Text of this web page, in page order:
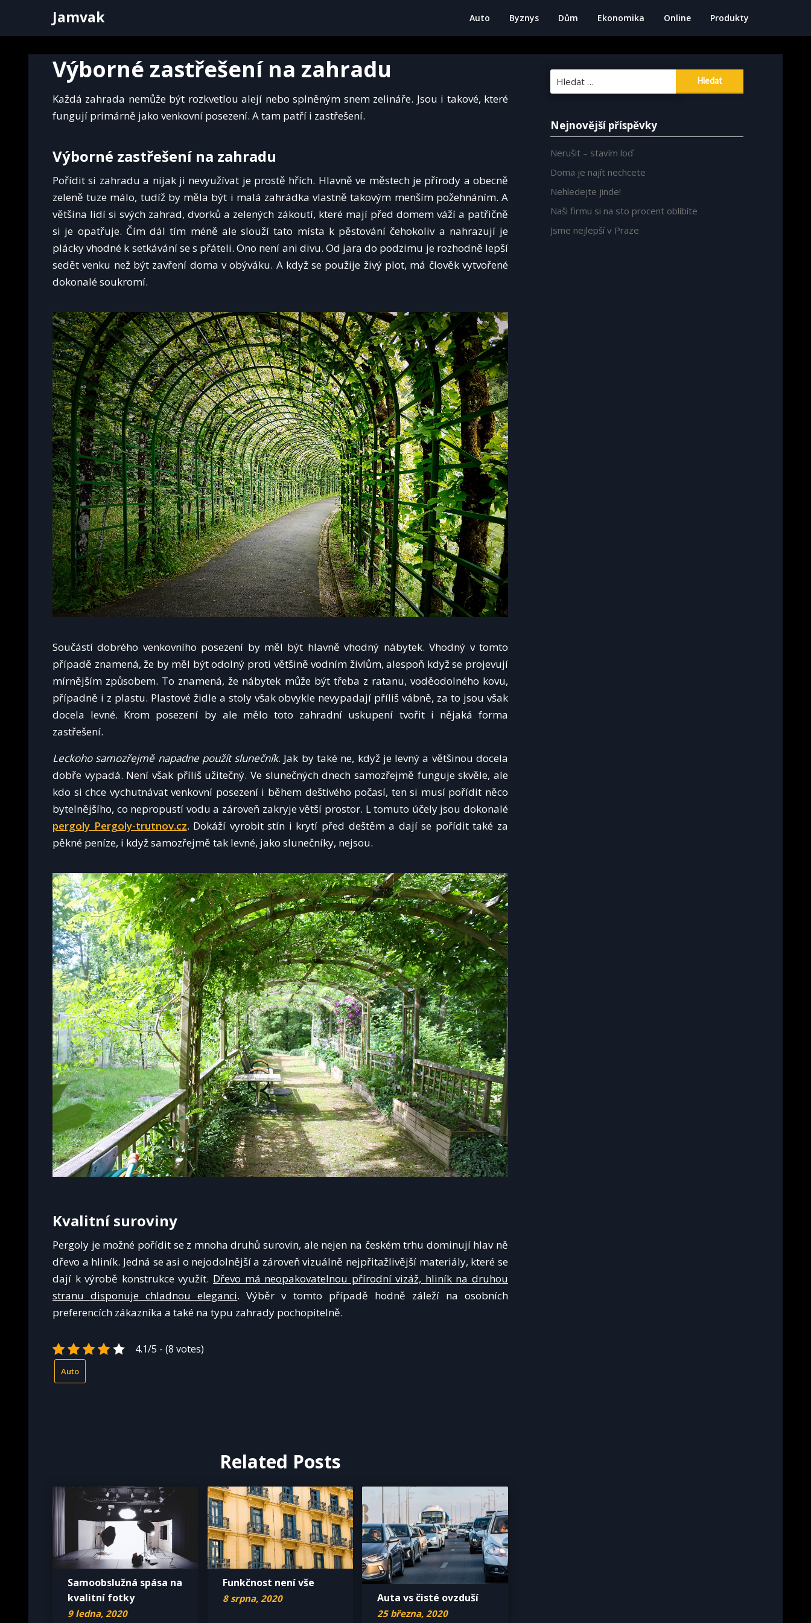
Jamvak Auto Byznys Dům Ekonomika Online Produkty
Výborné zastřešení na zahradu
Každá zahrada nemůže být rozkvetlou alejí nebo splněným snem zelináře. Jsou i takové, které
fungují primárně jako venkovní posezení. A tam patří i zastřešení.
Výborné zastřešení na zahradu
Pořídit si zahradu a nijak ji nevyužívat je prostě hřích. Hlavně ve městech je přírody a obecně
zeleně tuze málo, tudíž by měla být i malá zahrádka vlastně takovým menším požehnáním. A
většina lidí si svých zahrad, dvorků a zelených zákoutí, které mají před domem váží a patřičně
si je opatřuje. Čím dál tím méně ale slouží tato místa k pěstování čehokoliv a nahrazují je
plácky vhodné k setkávání se s přáteli. Ono není ani divu. Od jara do podzimu je rozhodně lepší
sedět venku než být zavření doma v obýváku. A když se použije živý plot, má člověk vytvořené
dokonalé soukromí.
Součástí dobrého venkovního posezení by měl být hlavně vhodný nábytek. Vhodný v tomto
případě znamená, že by měl být odolný proti většině vodním živlům, alespoň když se projevují
mírnějším způsobem. To znamená, že nábytek může být třeba z ratanu, voděodolného kovu,
případně i z plastu. Plastové židle a stoly však obvykle nevypadají příliš vábně, za to jsou však
docela levné. Krom posezení by ale mělo toto zahradní uskupení tvořit i nějaká forma
zastřešení.
Leckoho samozřejmě napadne použít slunečník. Jak by také ne, když je levný a většinou docela
dobře vypadá. Není však příliš užitečný. Ve slunečných dnech samozřejmě funguje skvěle, ale
kdo si chce vychutnávat venkovní posezení i během deštivého počasí, ten si musí pořídit něco
bytelnějšího, co nepropustí vodu a zároveň zakryje větší prostor. L tomuto účely jsou dokonalé
pergoly Pergoly-trutnov.cz. Dokáží vyrobit stín i krytí před deštěm a dají se pořídit také za
pěkné peníze, i když samozřejmě tak levné, jako slunečníky, nejsou.
Kvalitní suroviny
Pergoly je možné pořídit se z mnoha druhů surovin, ale nejen na českém trhu dominují hlav ně
dřevo a hliník. Jedná se asi o nejodolnější a zároveň vizuálně nejpřitažlivější materiály, které se
dají k výrobě konstrukce využít. Dřevo má neopakovatelnou přírodní vizáž, hliník na druhou
stranu disponuje chladnou eleganci. Výběr v tomto případě hodně záleží na osobních
preferencích zákazníka a také na typu zahrady pochopitelně.
4.1/5 - (8 votes)
Auto
Related Posts
Samoobslužná spása na
kvalitní fotky
9 ledna, 2020
Funkčnost není vše
8 srpna, 2020 Auta vs čisté ovzduší
25 března, 2020
Vyhledávání
Nejnovější příspěvky
Nerušit – stavím loď
Doma je najít nechcete
Nehledejte jinde!
Naši firmu si na sto procent oblíbíte
Jsme nejlepší v Praze